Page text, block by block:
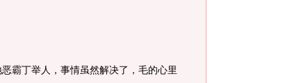
丁举人，事情虽然解决了，毛的心里